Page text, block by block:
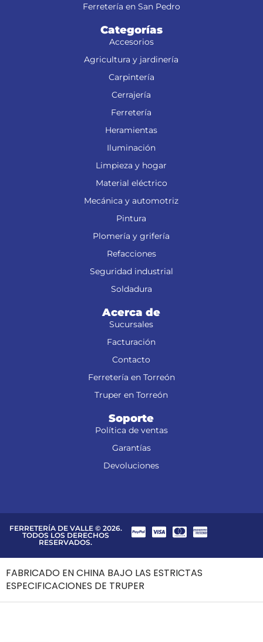
Ferretería en San Pedro
Categorías
Accesorios
Agricultura y jardinería
Carpintería
Cerrajería
Ferretería
Heramientas
Iluminación
Limpieza y hogar
Material eléctrico
Mecánica y automotriz
Pintura
Plomería y grifería
Refacciones
Seguridad industrial
Soldadura
Acerca de
Sucursales
Facturación
Contacto
Ferretería en Torreón
Truper en Torreón
Soporte
Política de ventas
Garantías
Devoluciones
FERRETERÍA DE VALLE © 2026.
TODOS LOS DERECHOS
RESERVADOS.
FABRICADO EN CHINA BAJO LAS ESTRICTAS
ESPECIFICACIONES DE TRUPER